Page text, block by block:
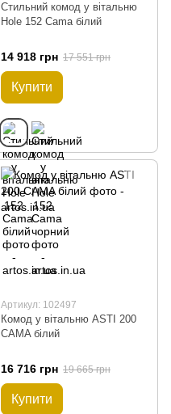
Стильний комод у вітальню
Hole 152 Cama білий
14 918 грн 17 551 грн
Купити
Артикул: 102497
Комод у вітальню ASTI 200
CAMA білий
16 716 грн 19 665 грн
Купити